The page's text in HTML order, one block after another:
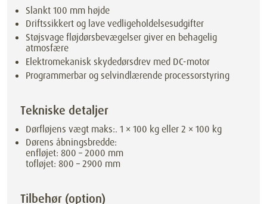
Slankt 100 mm højde
Driftssikkert og lave vedligeholdelsesudgifter
Støjsvage fløjdørsbevægelser giver en behagelig
atmosfære
Elektromekanisk skydedørsdrev med DC-motor
Programmerbar og selvindlærende processorstyring
Tekniske detaljer
Dørfløjens vægt maks:. 1 × 100 kg eller 2 × 100 kg
Dørens åbningsbredde:
enfløjet: 800 – 2000 mm
tofløjet: 800 – 2900 mm
Tilbehør (option)